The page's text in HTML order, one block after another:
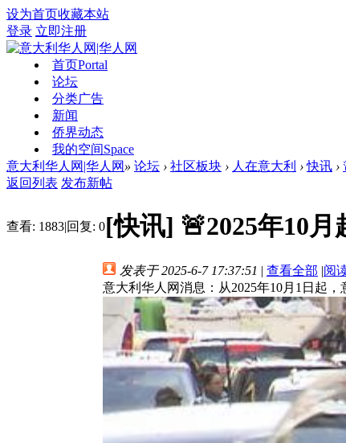
设为首页收藏本站
登录 立即注册
首页Portal
论坛
分类广告
新闻
侨界动态
我的空间Space
意大利华人网|华人网 » 论坛 › 社区板块 › 人在意大利 › 快讯 ›
返回列表 发布新帖
查看: 1883|回复: 0[快讯] 🚨2025年10
发表于 2025-6-7 17:37:51 | 查看全部 |阅
意大利华人网消息：从2025年10月1日起